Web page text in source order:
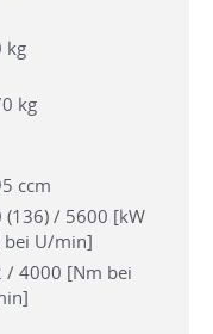
kg
kg
ccm
(136) / 5600 [kW
bei U/min]
/ 4000 [Nm bei